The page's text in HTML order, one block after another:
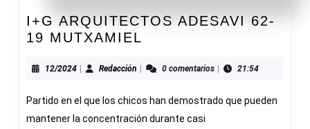
I+G ARQUITECTOS ADESAVI 62-
19 MUTXAMIEL
ADESAVI
19
MUTXAMIEL
12/202412/2024Redacción Redacción0 comentarios 21:54
Partido en el que los chicos han demostrado que pueden
mantener la concentración durante casi